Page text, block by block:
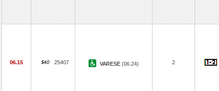
06.15 25407 VARESE (06.24) 2